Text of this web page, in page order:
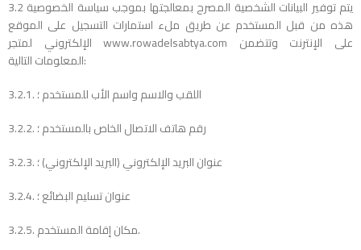
3.2 يتم توفير البيانات الشخصية المصرح بمعالجتها بموجب سياسة الخصوصية
هذه من قبل المستخدم عن طريق ملء استمارات التسجيل على الموقع
الإلكتروني لمتجر www.rowadelsabtya.com على الإنترنت وتتضمن
المعلومات التالية:
3.2.1. اللقب والاسم واسم الأب للمستخدم ؛
3.2.2. رقم هاتف الاتصال الخاص بالمستخدم ؛
3.2.3. عنوان البريد الإلكتروني (البريد الإلكتروني) ؛
3.2.4. عنوان تسليم البضائع ؛
3.2.5. مكان إقامة المستخدم.